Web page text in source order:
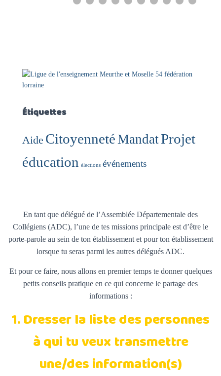
Étiquettes
Aide CitoyennetéMandatProjet
éducation élections événements
En tant que délégué de l’Assemblée Départementale des
Collégiens (ADC), l’une de tes missions principale est d’être le
porte-parole au sein de ton établissement et pour ton établissement
lorsque tu seras parmi les autres délégués ADC.
Et pour ce faire, nous allons en premier temps te donner quelques
petits conseils pratique en ce qui concerne le partage des
informations :
1. Dresser la liste des personnes
à qui tu veux transmettre
une/des information(s)